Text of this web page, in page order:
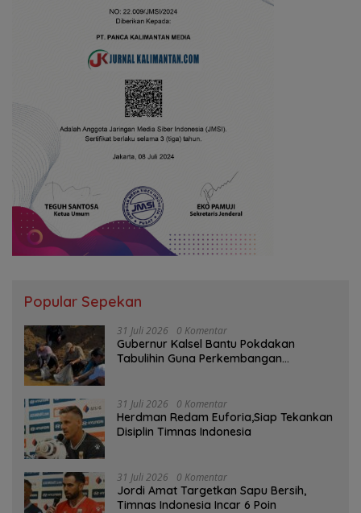
Popular Sepekan
31 Juli 2026 0 Komentar
Gubernur Kalsel Bantu Pokdakan
Tabulihin Guna Perkembangan
31 Juli 2026 0 Komentar
Herdman Redam Euforia,Siap Tekankan
Disiplin Timnas Indonesia
31 Juli 2026 0 Komentar
Jordi Amat Targetkan Sapu Bersih,
Timnas Indonesia Incar 6 Poin